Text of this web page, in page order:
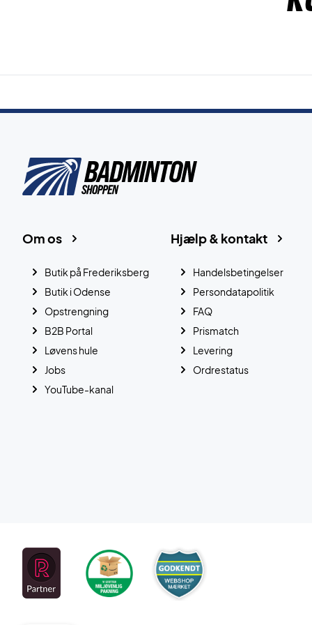
Hjælp & kontakt
Handelsbetingelser
Persondatapolitik
FAQ
Prismatch
Levering
Ordrestatus
Om os
Butik på Frederiksberg
Butik i Odense
Opstrengning
B2B Portal
Løvens hule
Jobs
YouTube-kanal